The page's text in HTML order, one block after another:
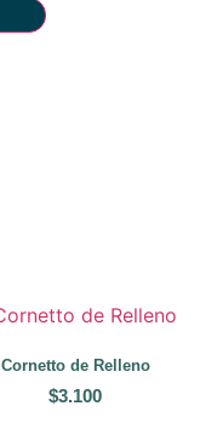
Cornetto de Relleno
$3.100